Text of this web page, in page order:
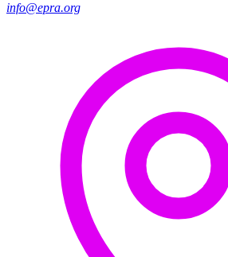
info@epra.org